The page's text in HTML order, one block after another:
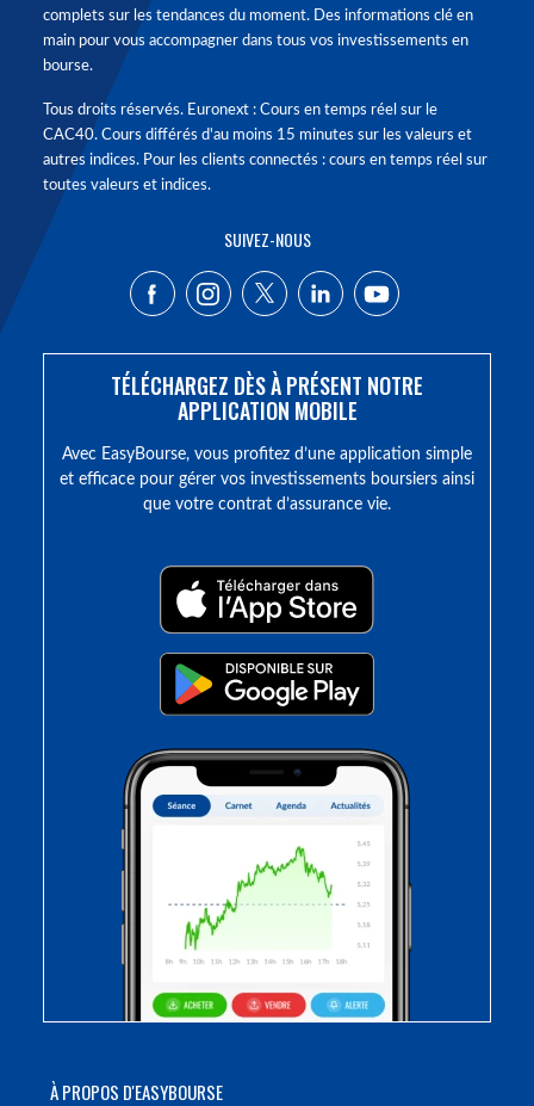
À PROPOS D'EASYBOURSE
complets sur les tendances du moment. Des informations clé en
main pour vous accompagner dans tous vos investissements en
bourse.
Tous droits réservés. Euronext : Cours en temps réel sur le
CAC40. Cours différés d'au moins 15 minutes sur les valeurs et
autres indices. Pour les clients connectés : cours en temps réel sur
toutes valeurs et indices.
SUIVEZ-NOUS
TÉLÉCHARGEZ DÈS À PRÉSENT NOTRE
APPLICATION MOBILE
Avec EasyBourse, vous profitez d’une application simple
et efficace pour gérer vos investissements boursiers ainsi
que votre contrat d’assurance vie.